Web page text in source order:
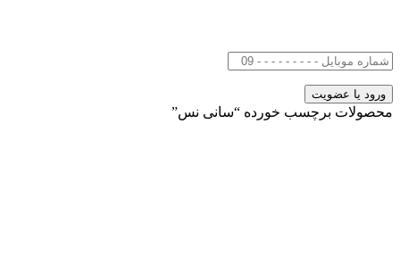
محصولات برچسب خورده “سانی نس”